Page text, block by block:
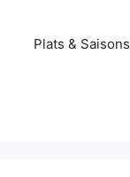
Plats & Saisons